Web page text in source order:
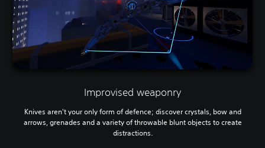
Improvised weaponry
Knives aren't your only form of defence; discover crystals, bow and
arrows, grenades and a variety of throwable blunt objects to create
distractions.